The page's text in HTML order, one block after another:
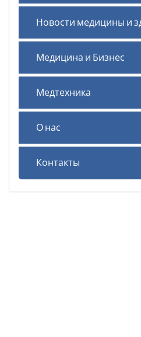
Новости медицины и
Медицина и Бизнес
Медтехника
О нас
Контакты